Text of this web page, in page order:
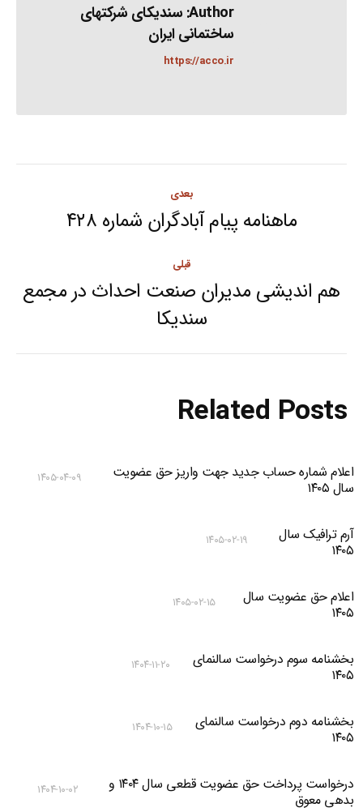
Author: سندیکای شرکتهای
ساختمانی ایران
https://acco.ir
Post
navigation
قبلی
Previous
post:
هم اندیشی مدیران صنعت احداث در مجمع
سندیکا
بعدی
Next
ماهنامه پیام آبادگران شماره ۴۲۸
Related Posts
اعلام شماره حساب جدید جهت واریز حق عضویت
سال ۱۴۰۵
۱۴۰۵-۰۴-۰۹
آرم ترافیک سال
۱۴۰۵
۱۴۰۵-۰۲-۱۹
اعلام حق عضویت سال
۱۴۰۵
۱۴۰۵-۰۲-۱۵
بخشنامه سوم درخواست سالنمای
۱۴۰۵
۱۴۰۴-۱۱-۲۰
بخشنامه دوم درخواست سالنمای
۱۴۰۵
۱۴۰۴-۱۰-۱۵
درخواست پرداخت حق عضویت قطعی سال ۱۴۰۴ و
بدهی معوق
۱۴۰۴-۱۰-۰۲